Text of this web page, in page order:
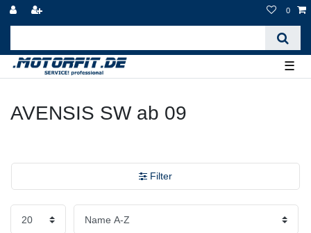
0
☰
AVENSIS SW ab 09
Filter